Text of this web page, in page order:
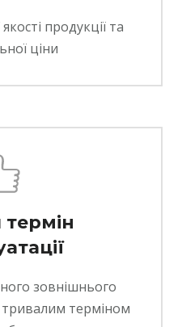
продукції та
ціни
зовнішнього
тривалим терміном